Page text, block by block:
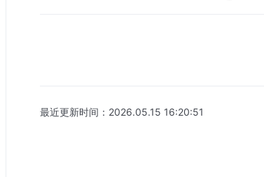
最近更新时间： 2026.05.15 16:20:51